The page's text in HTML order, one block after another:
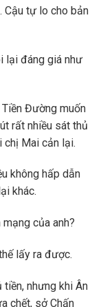
Cậu tự lo cho bản
lại đáng giá như
Tiền Đường muốn
rất nhiều sát thủ
chị Mai cản lại.
không hấp dẫn
khác.
của anh?
lấy ra được.
nhưng khi Ân
chết, sở Chấn